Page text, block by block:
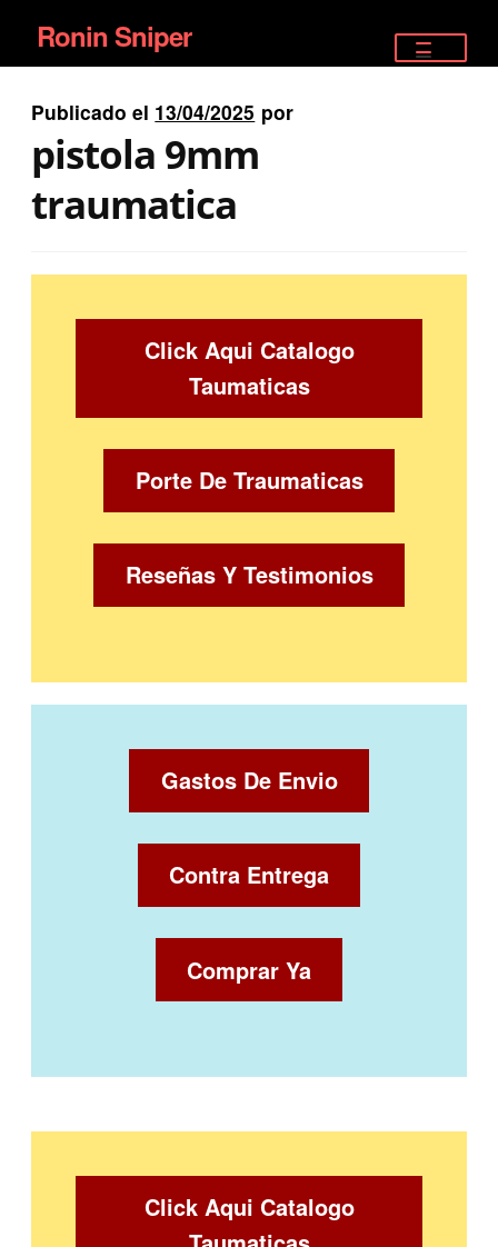
Ir
a
la
navegación
Ir
al
contenido
Ronin Sniper
EQUIPAMIENTO ÉLITE
Publicado el 13/04/2025 por
pistola 9mm
traumatica
Click Aqui Catalogo
Taumaticas
Porte De Traumaticas
Reseñas Y Testimonios
Gastos De Envio
Contra Entrega
Comprar Ya
Click Aqui Catalogo